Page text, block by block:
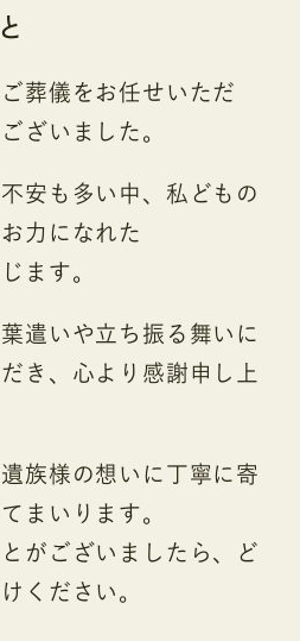
葬儀をお任せいただ
ざいました。
安も多い中、私どもの
力になれた
ます。
遣いや立ち振る舞いに
き、心より感謝申し上
族様の想いに丁寧に寄
まいります。
がございましたら、ど
ください。